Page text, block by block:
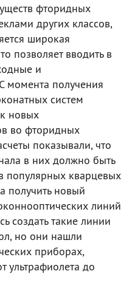
фторидных
других классов,
широкая
позволяет вводить в
и
момента получения
систем
новых
во фторидных
показывали, что
в них должно быть
популярных кварцевых
получить новый
линий
создать такие линии
но они нашли
приборах,
ультрафиолета до